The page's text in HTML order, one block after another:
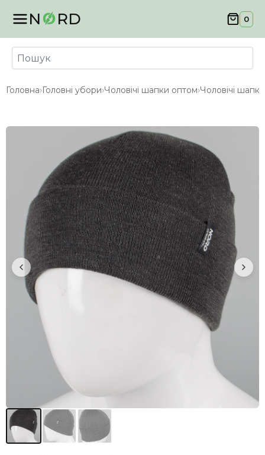
N RD 0
Головна›Головні убори›Чоловічі шапки оптом›Чоловічі